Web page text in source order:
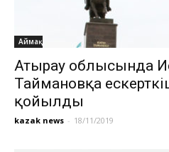
Аймақ
Атырау облысында
Таймановқа
қойылды
kazak news - 18/11/2019